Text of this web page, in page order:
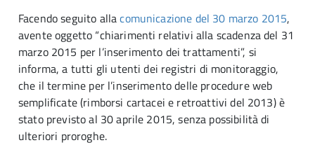
Facendo seguito allacomunicazione del 30 marzo 2015,
avente oggetto “chiarimenti relativi alla scadenza del 31
marzo 2015 per l’inserimento dei trattamenti”, si
informa, a tutti gli utenti dei registri di monitoraggio,
che il termine per l’inserimento delle procedure web
semplificate (rimborsi cartacei e retroattivi del 2013) è
stato previsto al 30 aprile 2015, senza possibilità di
ulteriori proroghe.